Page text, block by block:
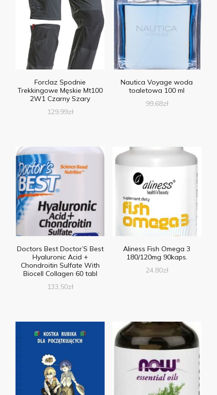
Forclaz Spodnie
Trekkingowe Męskie Mt100
2W1 Czarny Szary
129,99zł
Nautica Voyage woda
toaletowa 100 ml
99,68zł
Doctors Best Doctor’S Best
Hyaluronic Acid +
Chondroitin Sulfate With
Biocell Collagen 60 tabl
133,50zł
Aliness Fish Omega 3
180/120mg 90kaps.
24,80zł